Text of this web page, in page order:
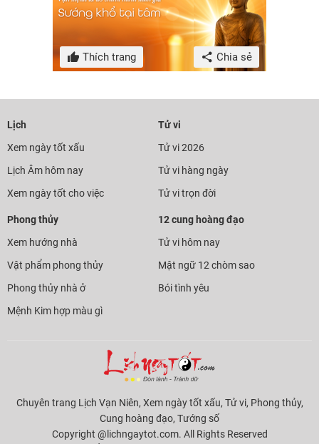
Thích trang Chia sẻ
Lịch
Xem ngày tốt xấu
Lịch Âm hôm nay
Xem ngày tốt cho việc
Tử vi
Tử vi 2026
Tử vi hàng ngày
Tử vi trọn đời
Phong thủy
Xem hướng nhà
Vật phẩm phong thủy
Phong thủy nhà ở
Mệnh Kim hợp màu gì
12 cung hoàng đạo
Tử vi hôm nay
Mật ngữ 12 chòm sao
Bói tình yêu
Chuyên trang Lịch Vạn Niên, Xem ngày tốt xấu, Tử vi, Phong thủy,
Cung hoàng đạo, Tướng số
Copyright @lichngaytot.com. All Rights Reserved